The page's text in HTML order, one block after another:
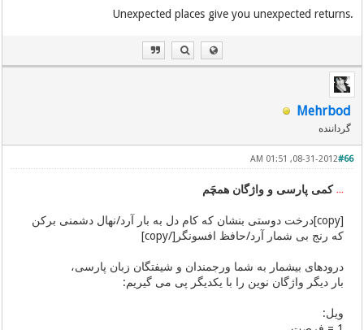
.Unexpected places give you unexpected returns
Mehrbod
گرداننده
#66
08-31-2012, 01:51 AM
٭٭٭ کمی پارسی و واژگان همچَم
[copy]درخت دوستی بنشان که کام دل به بار آرد/نهال دشمنی برکن
که رنج بی شمار آرد/حافظ افسونگر[/copy]
درودهای بیشمار به شما ورجمندان و شیفتگان زبان پارسی،
بار دیگر واژگان نوین را با یکدیگر پی می گیریم:
ویل: